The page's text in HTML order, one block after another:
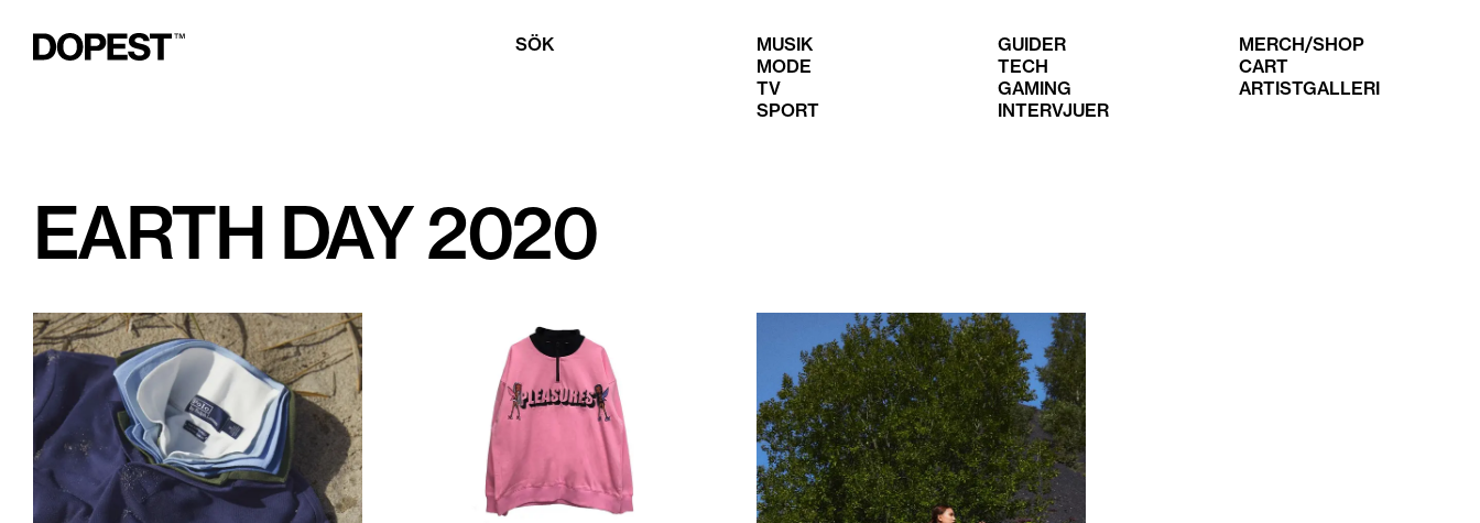
SÖK
MUSIK
MODE
TV
SPORT
GUIDER
TECH
GAMING
INTERVJUER
MERCH/SHOP
CART
ARTISTGALLERI
EARTH DAY 2020